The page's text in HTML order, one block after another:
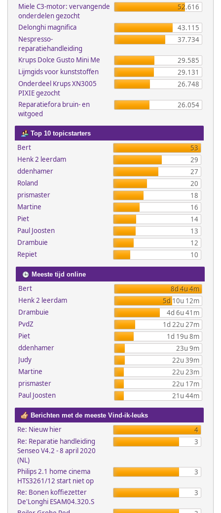
Miele C3-motor: vervangende
onderdelen gezocht
52.616
Delonghi magnifica
43.115
Nespresso-
reparatiehandleiding
37.734
Krups Dolce Gusto Mini Me
29.585
Lijmgids voor kunststoffen
29.131
Onderdeel Krups XN3005
PIXIE gezocht
26.748
Reparatiefora bruin- en
witgoed
26.054
Top 10 topicstarters
Bert
53
Henk 2 leerdam
29
ddenhamer
27
Roland
20
prismaster
18
Martine
16
Piet
14
Paul Joosten
13
Drambuie
12
Repiet
10
Meeste tijd online
Bert
8d 4u 4m
Henk 2 leerdam
5d 10u 12m
Drambuie
4d 6u 41m
PvdZ
1d 22u 27m
Piet
1d 19u 8m
ddenhamer
23u 9m
Judy
22u 39m
Martine
22u 23m
prismaster
22u 17m
Paul Joosten
21u 44m
Berichten met de meeste Vind-ik-leuks
Re: Nieuw hier
4
Re: Reparatie handleiding
Senseo V4.2 - 8 april 2020
(NL)
3
Philips 2.1 home cinema
HTS3261/12 start niet op
3
Re: Bonen koffiezetter
De'Longhi ESAM04.320.S
3